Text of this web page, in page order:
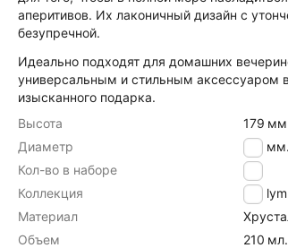
аперитивов. Их лаконичный дизайн с
безупречной.
Идеально подходят для домашних
универсальным и стильным аксессуаром
изысканного подарка.
Высота
179
Диаметр
114 мм.
Кол-во в наборе
6
Коллекция
Sublym
Материал
Объем
210 мл.